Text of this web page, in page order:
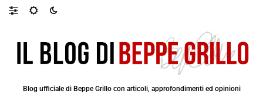
Blog ufficiale di Beppe Grillo con articoli, approfondimenti ed opinioni